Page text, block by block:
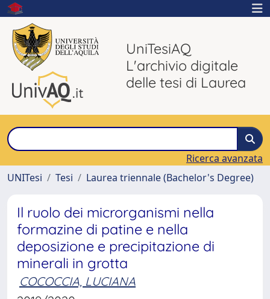
UniTesiAQ
L'archivio digitale
delle tesi di Laurea
Ricerca avanzata
UNITesi
Tesi Laurea triennale (Bachelor's Degree)
Il ruolo dei microrganismi nella
formazine di patine e nella
deposizione e precipitazione di
minerali in grotta
COCOCCIA, LUCIANA